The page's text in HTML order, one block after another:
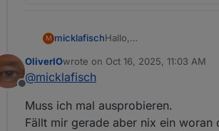
M micklafischHallo,
Wenn ich den
geht auch im Anschluss
angezeigt wenn der
Blöd zu erklären, aber
Offline
OliverIOwrote on Oct 16, 2025, 11:03 AM
last edited by
@micklafisch
Muss ich mal ausprobieren.
Fällt mir gerade aber nix ein woran